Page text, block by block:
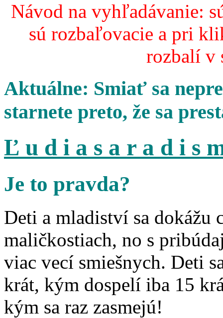
Návod na vyhľadávanie:
sú rozbaľovacie a pri
rozbalí v
Aktuálne: Smiať sa
starnete preto, že sa
Ľ u d i a s a r a d i s
Je to pravda?
Deti a mladiství sa dokážu
maličkostiach, no s
viac vecí smiešnych. Deti
krát, kým dospelí iba 15
kým sa raz zasmejú!